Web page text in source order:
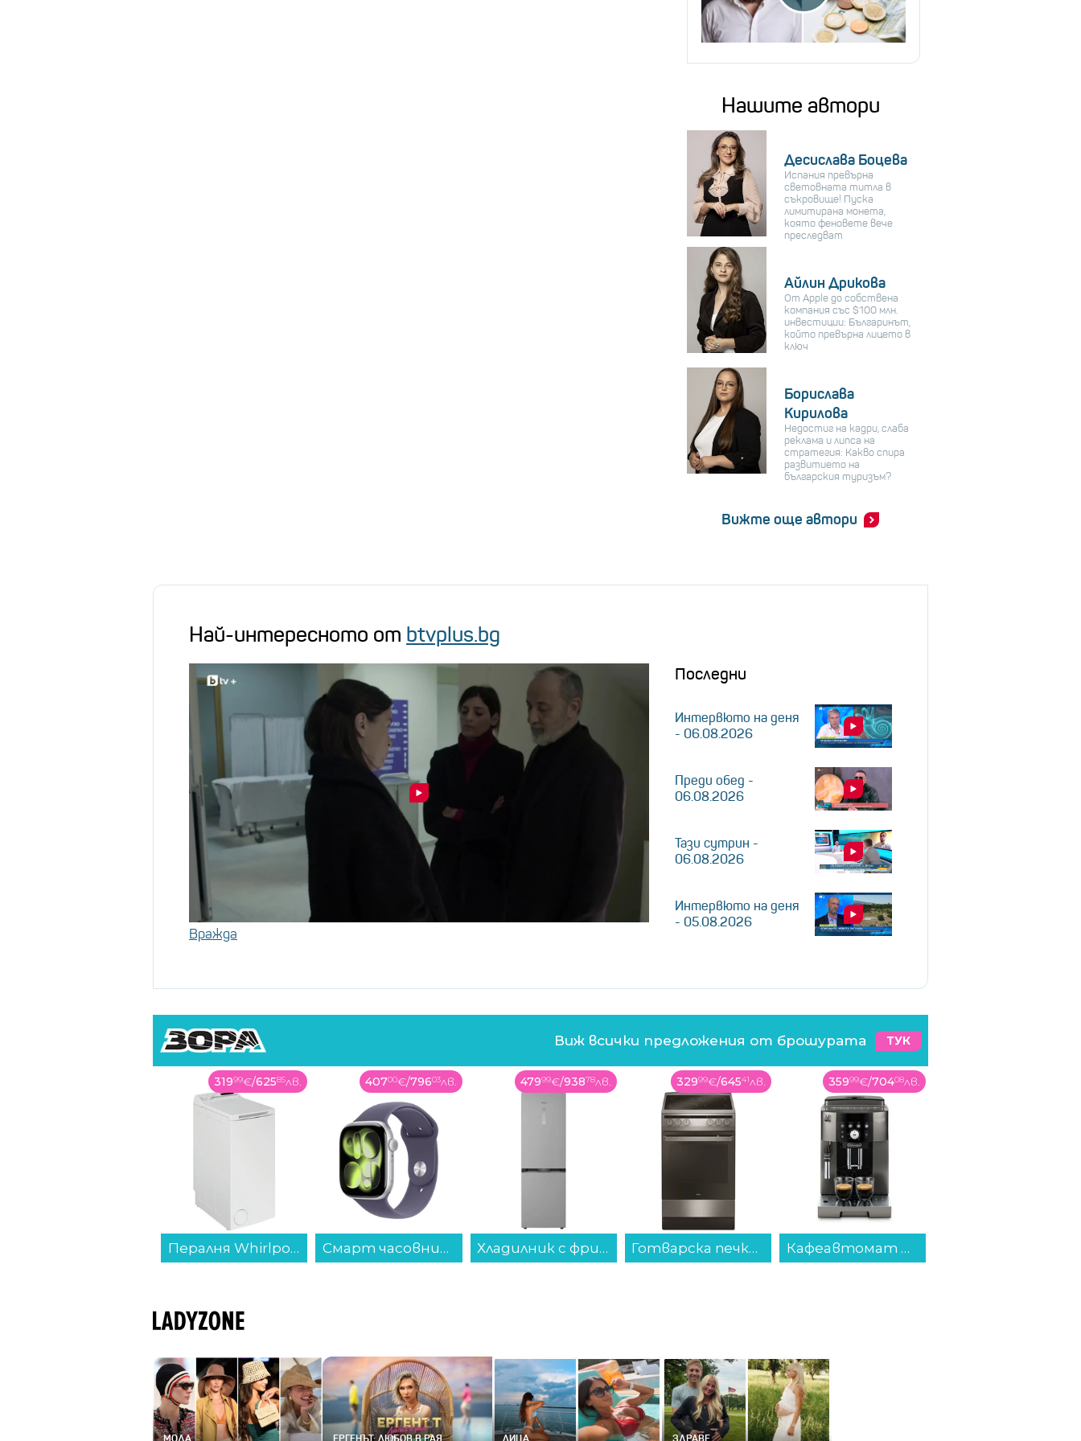
Нашите автори
Десислава Боцева
Испания превърна
световната титла в
съкровище! Пуска
лимитирана монета,
която феновете вече
преследват
Айлин Дрикова
От Apple до собствена
компания със $100 млн.
инвестиции: Българинът,
който превърна лицето в
ключ
Борислава
Кирилова
Недостиг на кадри, слаба
реклама и липса на
стратегия: Какво спира
развитието на
българския туризъм?
Вижте още автори
Най-интересното от btvplus.bg
Вражда
Последни
Интервюто на деня
- 06.08.2026
Преди обед -
06.08.2026
Тази сутрин -
06.08.2026
Интервюто на деня
- 05.08.2026
Виж всички предложения от брошурата ТУК
40700€/79603лв.
Смарт часовник Apple Watch 11 46mm Silver/Purple Band S/M mev94 , 2.00 , 64 , Apple S10 SiP 64-bit Dual Core...
47999€/93878лв.
Хладилник с фризер Whirlpool WHK 26372 X5EA1 , 370 l, D , No Frost , Инокс...
32999€/64541лв.
Готварска печка (ток) AMICA 508CE2.30EH(XV) , Керамични...
35999€/70408лв.
Кафеавтомат DeLonghi MAGNIFICA EVO ECAM250.33.TB...
19999€/39115лв.
Хладилник с фризер Crown CBR170WH , 170 l, E , Бял , Статична...
МОДА ЕРГЕНЪТ: ЛЮБОВ В РАЯ ЛИЦА ЗДРАВЕ